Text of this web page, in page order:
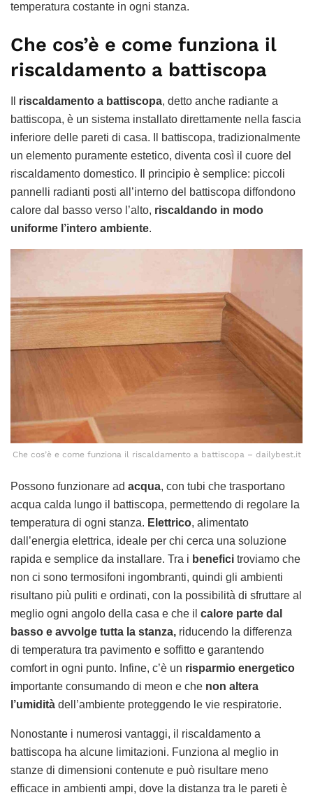
temperatura costante in ogni stanza.
Che cos’è e come funziona il
riscaldamento a battiscopa
riscaldamento a battiscopa, detto anche radiante a
battiscopa, è un sistema installato direttamente nella fascia
inferiore delle pareti di casa. Il battiscopa, tradizionalmente
un elemento puramente estetico, diventa così il cuore del
riscaldamento domestico. Il principio è semplice: piccoli
pannelli radianti posti all’interno del battiscopa diffondono
calore dal basso verso l’alto, riscaldando in modo
uniforme l’intero ambiente.
Che cos’è e come funziona il riscaldamento a battiscopa – dailybest.it
Possono funzionare ad acqua, con tubi che trasportano
acqua calda lungo il battiscopa, permettendo di regolare la
temperatura di ogni stanza. Elettrico, alimentato
dall’energia elettrica, ideale per chi cerca una soluzione
rapida e semplice da installare. Tra i benefici troviamo che
non ci sono termosifoni ingombranti, quindi gli ambienti
risultano più puliti e ordinati, con la possibilità di sfruttare al
meglio ogni angolo della casa e che il calore parte dal
basso e avvolge tutta la stanza, riducendo la differenza
di temperatura tra pavimento e soffitto e garantendo
comfort in ogni punto. Infine, c’è un risparmio energetico
importante consumando di meon e che non altera
l’umidità dell’ambiente proteggendo le vie respiratorie.
Nonostante i numerosi vantaggi, il riscaldamento a
battiscopa ha alcune limitazioni. Funziona al meglio in
stanze di dimensioni contenute e può risultare meno
efficace in ambienti ampi, dove la distanza tra le pareti è